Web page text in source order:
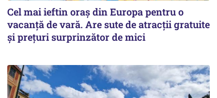
Cel mai ieftin oraș din Europa pentru o
vacanță de vară. Are sute de atracții gratuite
și prețuri surprinzător de mici